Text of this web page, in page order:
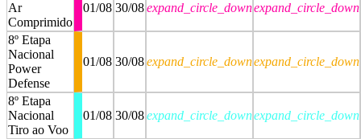
Ar
Comprimido
01/08 30/08expand_circle_downexpand_circle_down
8º Etapa
Nacional
Power
Defense
01/08 30/08expand_circle_downexpand_circle_down
8º Etapa
Nacional
Tiro ao Voo
01/08 30/08expand_circle_downexpand_circle_down